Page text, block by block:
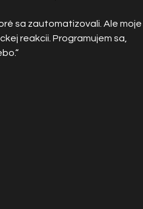
sa zautomatizovali. Ale moje
reakcii. Programujem sa,